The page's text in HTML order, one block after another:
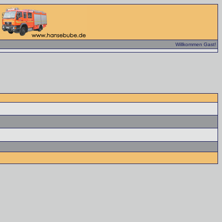
Willkommen Gast!